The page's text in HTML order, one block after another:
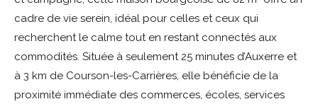
cadre de vie serein, idéal pour celles et ceux qui
recherchent le calme tout en restant connectés aux
commodités. Située à seulement 25 minutes d’Auxerre et
à 3 km de Courson-les-Carrières, elle bénéficie de la
proximité immédiate des commerces, écoles, services